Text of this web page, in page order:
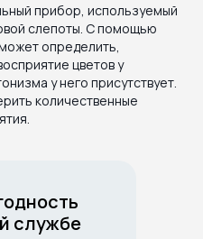
прибор, используемый
слепоты. С помощью
определить,
цветов у
у него присутствует.
количественные
службе